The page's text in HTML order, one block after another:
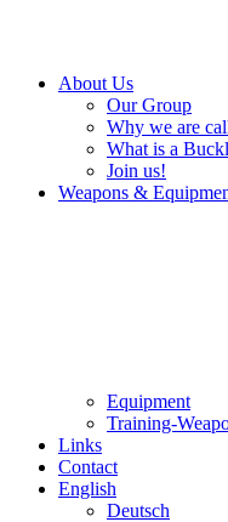
About Us
Our Group
Why we are
What is a
Join us!
Weapons &
Equipment
Training-
Links
Contact
English
Deutsch